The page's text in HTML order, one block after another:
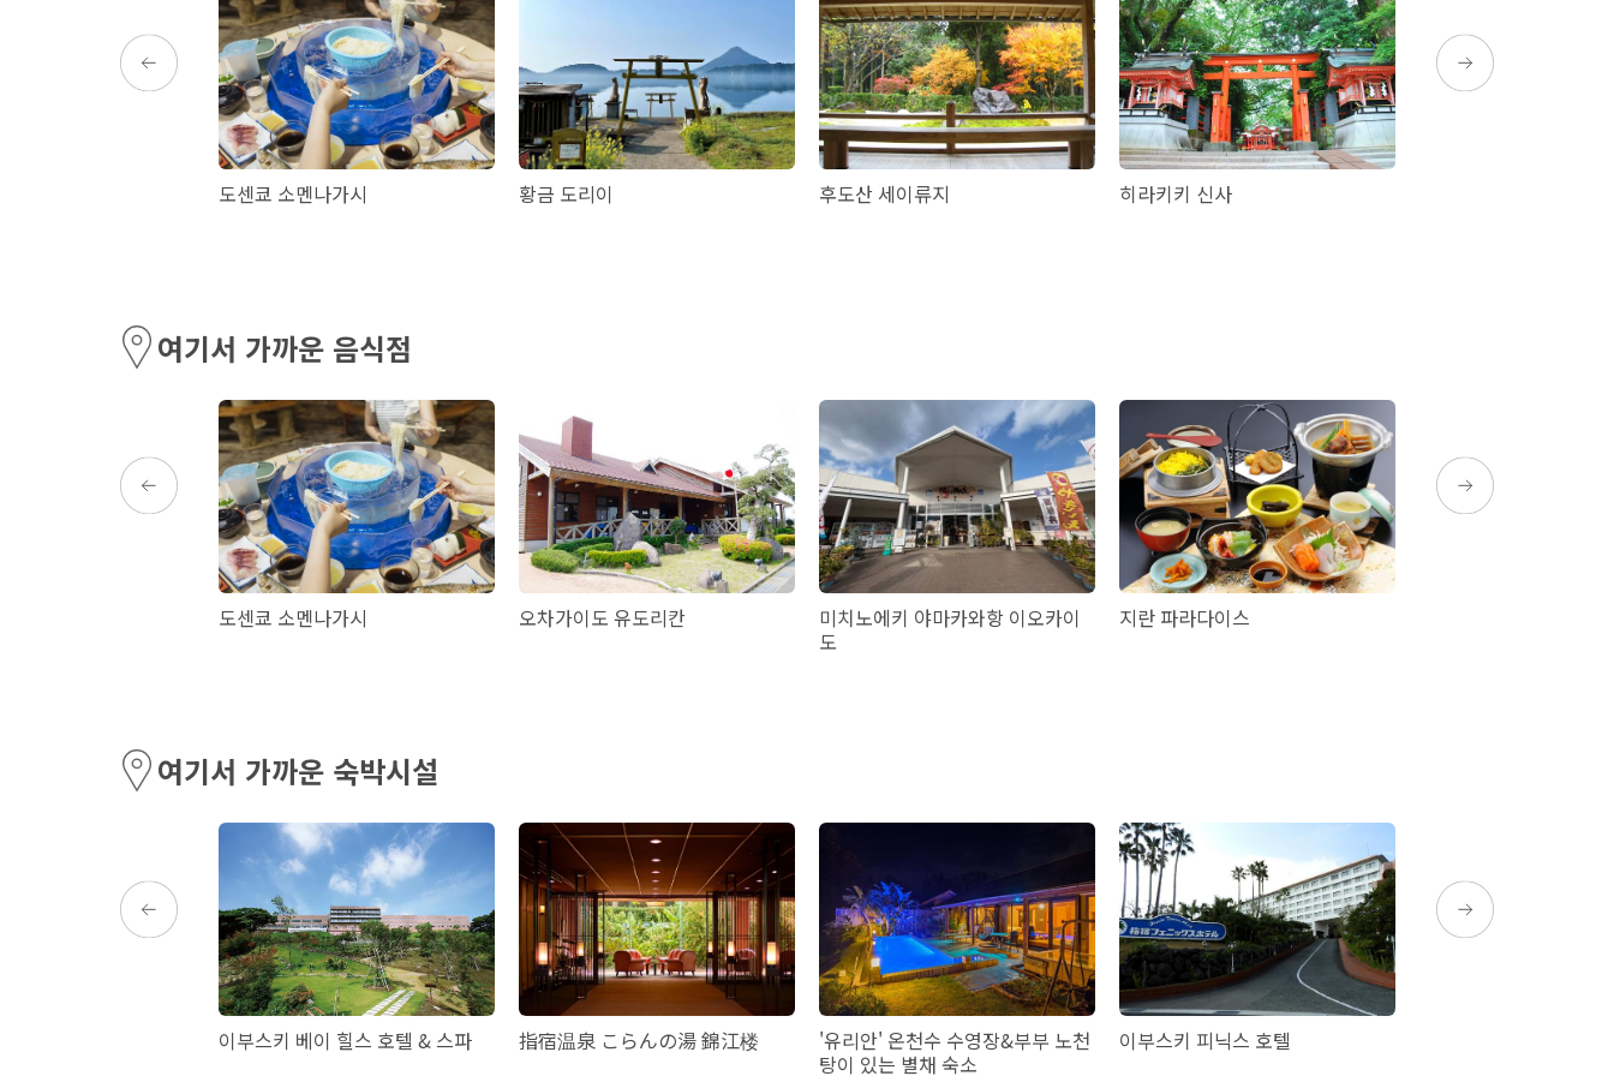
도센쿄 소멘나가시 황금 도리이 후도산 세이류지 히라키키 신사
여기서 가까운 음식점
도센쿄 소멘나가시 오차가이도 유도리칸
미치노에키 야마카와항 이오카이
도
지란 파라다이스
여기서 가까운 숙박시설
이부스키 베이 힐스 호텔 & 스파 指宿温泉 こらんの湯 錦江楼
'유리안' 온천수 수영장&부부 노천
탕이 있는 별채 숙소
이부스키 피닉스 호텔